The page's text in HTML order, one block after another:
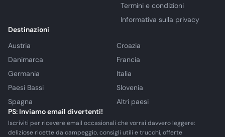
Termini e condizioni
Informativa sulla privacy
Destinazioni
Austria
Croazia
Danimarca
Francia
Germania
Italia
Paesi Bassi
Slovenia
Spagna
Altri paesi
PS: Inviamo email divertenti!
Iscriviti per ricevere email occasionali che vorrai davvero leggere:
deliziose ricette da campeggio, consigli utili e trucchi, offerte